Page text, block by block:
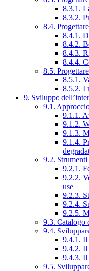
8.3.1.
8.3.2.
8.4.
8.4.1.
8.4.2.
8.4.3.
8.4.4.
8.5.
8.5.1.
8.5.2. I
9. Sviluppo
9.1.
9.1.1.
9.1.2.
9.1.3.
9.1.4.
9.2.
9.2.1.
9.2.2.
use
9.2.3.
9.2.4.
9.2.5.
9.3. Catalogo
9.4.
9.4.1. Il
9.4.2. Il
9.4.3. Il
9.5.